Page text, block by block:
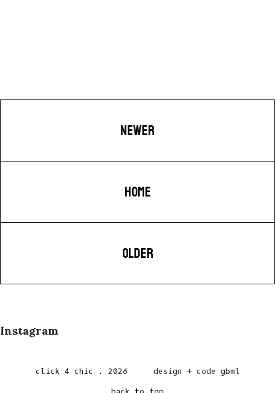
NEWER
HOME
OLDER
Instagram
click 4 chic . 2026 design + code gbml